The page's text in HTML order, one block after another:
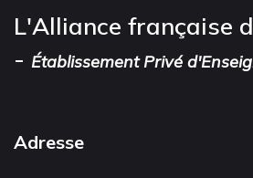
L'Alliance française
- Établissement Privé
Adresse